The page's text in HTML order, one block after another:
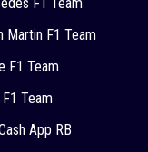
Martin F1 Team
F1 Team
F1 Team
App RB